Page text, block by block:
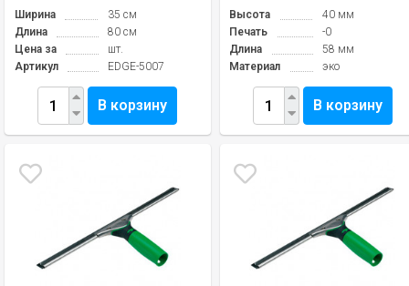
Ширина
35 см
Длина
80 см
Цена за
шт.
Артикул
EDGE-5007
В корзину
Высота
40 мм
Печать
-0
Длина
58 мм
Материал
эко
В корзину